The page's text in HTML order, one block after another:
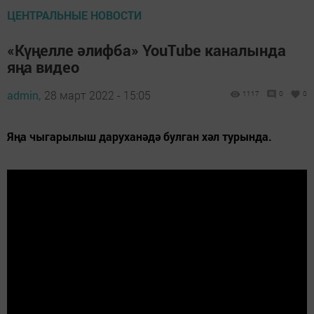
ЦЕНТРАЛЬНЫЕ НОВОСТИ
«Күңелле әлифба» YouTube каналында
яңа видео
admin, 28 март 2022 - 15:05 1117 0 0
Яңа чыгарылыш даруханәдә булган хәл турында.